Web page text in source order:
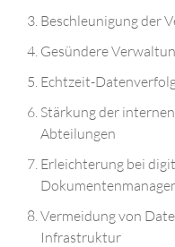
Beschleunigung der
Gesündere
Echtzeit-
Stärkung der
Abteilungen
Erleichterung bei
Vermeidung von
Infrastruktur